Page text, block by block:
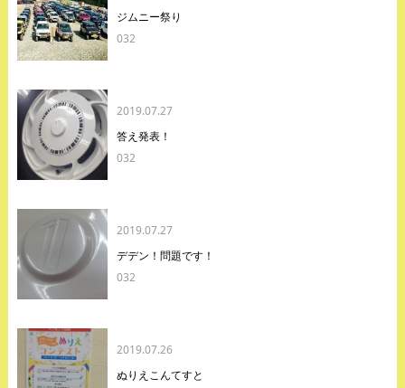
ジムニー祭り
032
2019.07.27
答え発表！
032
2019.07.27
デデン！問題です！
032
2019.07.26
ぬりえこんてすと